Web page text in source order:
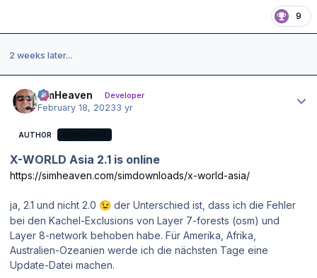
9
2 weeks later...
simHeaven Developer
February 18, 20233 yr
AUTHOR
X-WORLD Asia 2.1 is online
https://simheaven.com/simdownloads/x-world-asia/
ja, 2.1 und nicht 2.0 😉 der Unterschied ist, dass ich die Fehler
bei den Kachel-Exclusions von Layer 7-forests (osm) und
Layer 8-network behoben habe. Für Amerika, Afrika,
Australien-Ozeanien werde ich die nächsten Tage eine
Update-Datei machen.